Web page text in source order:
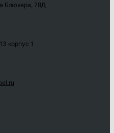
Блюхера, 78Д
корпус 1